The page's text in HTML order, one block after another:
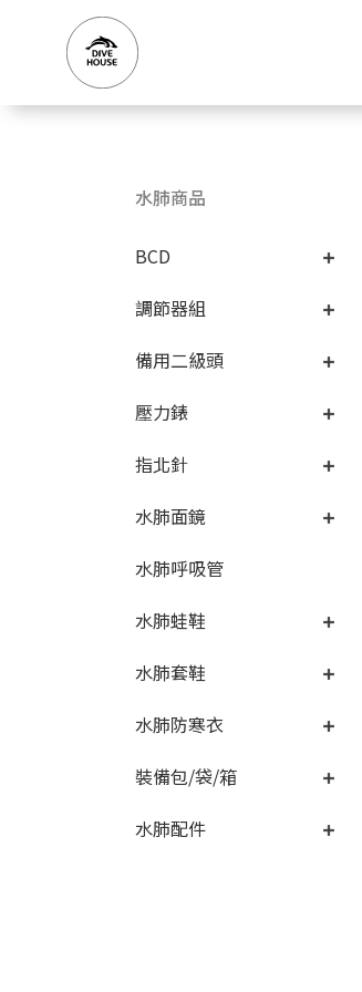
水肺商品
BCD
調節器組
備用二級頭
壓力錶
指北針
水肺面鏡
水肺呼吸管
水肺蛙鞋
水肺套鞋
水肺防寒衣
裝備包/袋/箱
水肺配件